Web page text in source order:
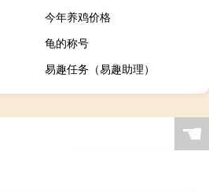
今年养鸡价格
龟的称号
易趣任务（易趣助理）
☚